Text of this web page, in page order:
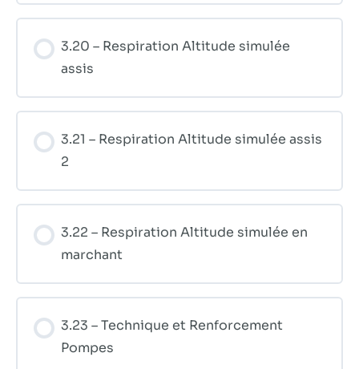
3.20 – Respiration Altitude simulée
assis
3.21 – Respiration Altitude simulée assis
2
3.22 – Respiration Altitude simulée en
marchant
3.23 – Technique et Renforcement
Pompes